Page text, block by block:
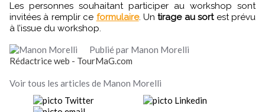
Les personnes souhaitant participer au workshop sont
invitées à remplir ce formulaire. Untirage au sortest prévu
à l’issue du workshop.
Publié par Manon Morelli
Rédactrice web - TourMaG.com
Voir tous les articles de Manon Morelli